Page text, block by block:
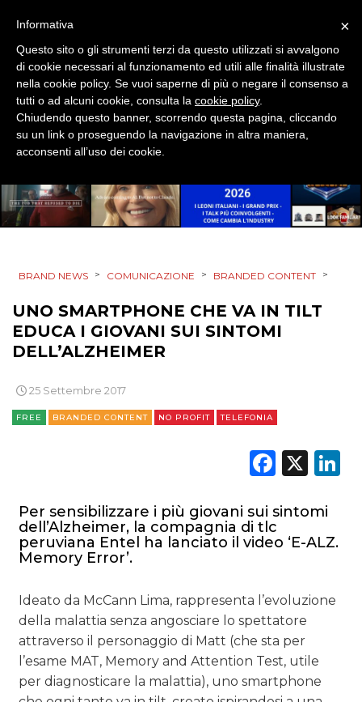
PROMOZIONI
PRODOTTI
CSR
CINEMA
TV
DATI
RICERCHE
BRAND NEWS > COMUNICAZIONE > BRANDED CONTENT >
UNO SMARTPHONE CHE VA IN TILT
EDUCA I GIOVANI SUI SINTOMI
DELL’ALZHEIMER
25 Settembre 2017
FREE BRANDED CONTENT NO PROFIT TELEFONIA
X
Per sensibilizzare i più giovani sui sintomi
dell’Alzheimer, la compagnia di tlc
peruviana Entel ha lanciato il video ‘E-ALZ.
Memory Error’.
Ideato da McCann Lima, rappresenta l’evoluzione
della malattia senza angosciare lo spettatore
attraverso il personaggio di Matt (che sta per
l’esame MAT, Memory and Attention Test, utile
per diagnosticare la malattia), uno smartphone
×
Informativa
Questo sito o gli strumenti terzi da questo utilizzati si avvalgono
di cookie necessari al funzionamento ed utili alle finalità illustrate
nella cookie policy. Se vuoi saperne di più o negare il consenso a
tutti o ad alcuni cookie, consulta la cookie policy.
Chiudendo questo banner, scorrendo questa pagina, cliccando
su un link o proseguendo la navigazione in altra maniera,
acconsenti all’uso dei cookie.